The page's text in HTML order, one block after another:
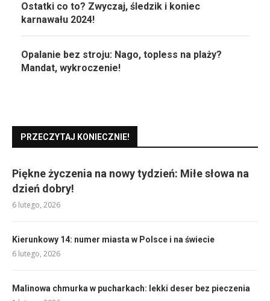
Ostatki co to? Zwyczaj, śledzik i koniec
karnawału 2024!
Opalanie bez stroju: Nago, topless na plaży?
Mandat, wykroczenie!
PRZECZYTAJ KONIECZNIE!
Piękne życzenia na nowy tydzień: Miłe słowa na
dzień dobry!
6 lutego, 2026
Kierunkowy 14: numer miasta w Polsce i na świecie
6 lutego, 2026
Malinowa chmurka w pucharkach: lekki deser bez pieczenia